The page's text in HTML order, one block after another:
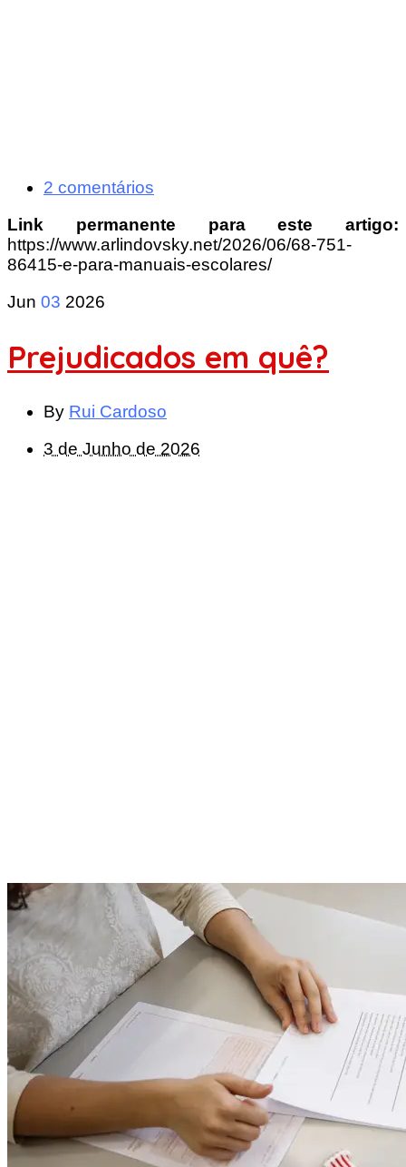
2 comentários
Link permanente para este artigo:
https://www.arlindovsky.net/2026/06/68-751-
86415-e-para-manuais-escolares/
Jun 03 2026
Prejudicados em quê?
By Rui Cardoso
3 de Junho de 2026